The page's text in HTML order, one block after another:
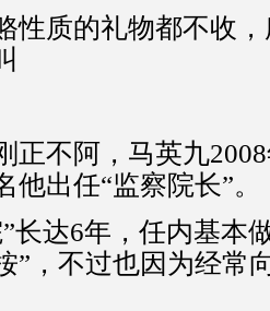
性质的礼物都不收
正不阿，马英九
他出任“监察院长”。
长达6年，任内基本
”，不过也因为经常